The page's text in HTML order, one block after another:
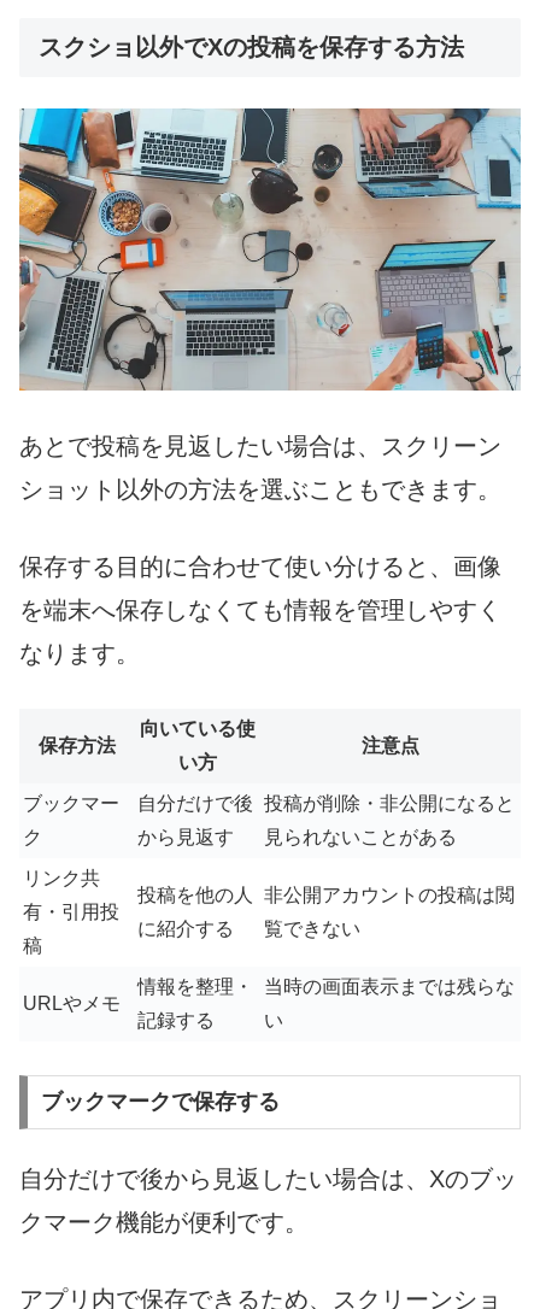
スクショ以外でXの投稿を保存する方法
あとで投稿を見返したい場合は、スクリーン
ショット以外の方法を選ぶこともできます。
保存する目的に合わせて使い分けると、画像
を端末へ保存しなくても情報を管理しやすく
なります。
保存方法
向いている使
い方
注意点
ブックマー
ク
自分だけで後
から見返す
投稿が削除・非公開になると
見られないことがある
リンク共
有・引用投
稿
投稿を他の人
に紹介する
非公開アカウントの投稿は閲
覧できない
URLやメモ
情報を整理・
記録する
当時の画面表示までは残らな
い
ブックマークで保存する
自分だけで後から見返したい場合は、Xのブッ
クマーク機能が便利です。
アプリ内で保存できるため、スクリーンショ